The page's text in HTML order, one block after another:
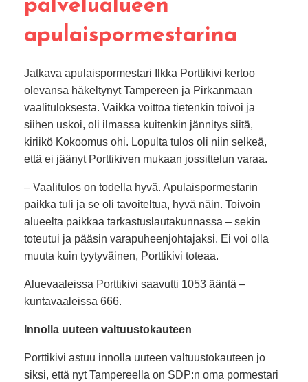
palvelualueen
apulaispormestarina
Jatkava apulaispormestari Ilkka Porttikivi kertoo
olevansa häkeltynyt Tampereen ja Pirkanmaan
vaalituloksesta. Vaikka voittoa tietenkin toivoi ja
siihen uskoi, oli ilmassa kuitenkin jännitys siitä,
kiriikö Kokoomus ohi. Lopulta tulos oli niin selkeä,
että ei jäänyt Porttikiven mukaan jossittelun varaa.
– Vaalitulos on todella hyvä. Apulaispormestarin
paikka tuli ja se oli tavoiteltua, hyvä näin. Toivoin
alueelta paikkaa tarkastuslautakunnassa – sekin
toteutui ja pääsin varapuheenjohtajaksi. Ei voi olla
muuta kuin tyytyväinen, Porttikivi toteaa.
Aluevaaleissa Porttikivi saavutti 1053 ääntä –
kuntavaaleissa 666.
Innolla uuteen valtuustokauteen
Porttikivi astuu innolla uuteen valtuustokauteen jo
siksi, että nyt Tampereella on SDP:n oma pormestari